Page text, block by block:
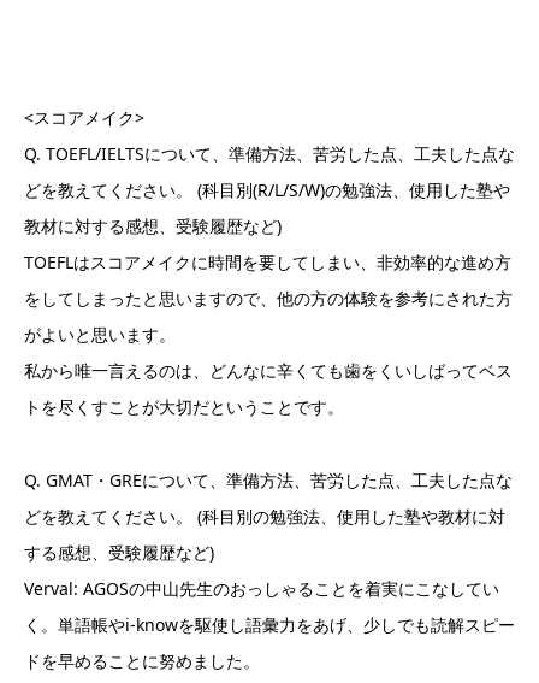
<スコアメイク>
Q. TOEFL/IELTSについて、準備方法、苦労した点、工夫した点な
どを教えてください。 (科目別(R/L/S/W)の勉強法、使用した塾や
教材に対する感想、受験履歴など)
TOEFLはスコアメイクに時間を要してしまい、非効率的な進め方
をしてしまったと思いますので、他の方の体験を参考にされた方
がよいと思います。
私から唯一言えるのは、どんなに辛くても歯をくいしばってベス
トを尽くすことが大切だということです。
Q. GMAT・GREについて、準備方法、苦労した点、工夫した点な
どを教えてください。 (科目別の勉強法、使用した塾や教材に対
する感想、受験履歴など)
Verval: AGOSの中山先生のおっしゃることを着実にこなしてい
く。単語帳やi-knowを駆使し語彙力をあげ、少しでも読解スピー
ドを早めることに努めました。